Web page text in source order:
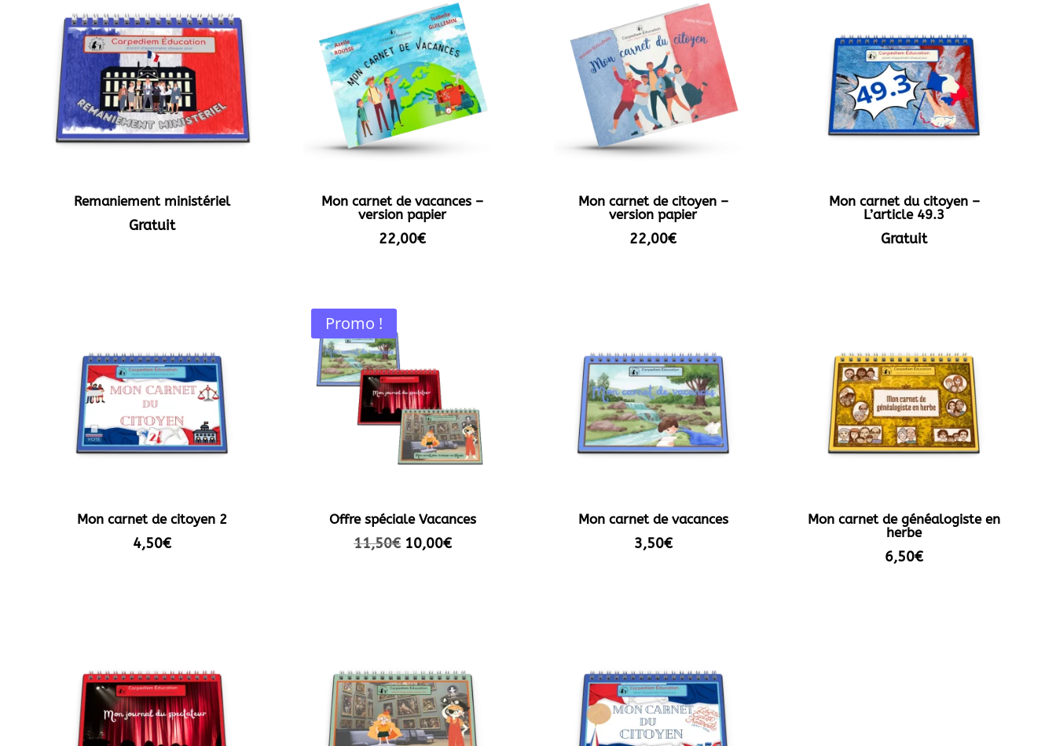
Remaniement ministériel
Gratuit
Mon carnet de vacances –
version papier
22,00€
Mon carnet de citoyen –
version papier
22,00€
Mon carnet du citoyen –
L’article 49.3
Gratuit
Mon carnet de citoyen 2
4,50€
Promo !
Offre spéciale Vacances
11,50€ Le
10,00€Le
Mon carnet de vacances
3,50€
Mon carnet de généalogiste en
herbe
6,50€